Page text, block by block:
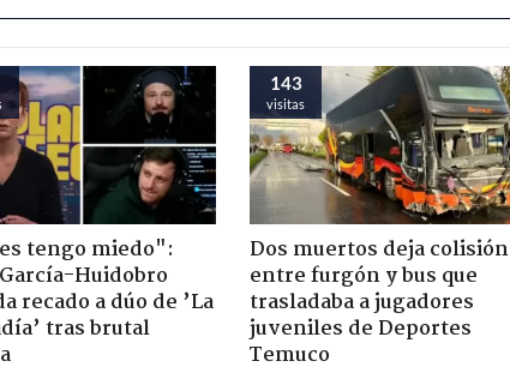
tengo miedo":
Huidobro
recado a dúo de ’La
tras brutal
143
visitas
Dos muertos deja colisión
entre furgón y bus que
trasladaba a jugadores
juveniles de Deportes
Temuco